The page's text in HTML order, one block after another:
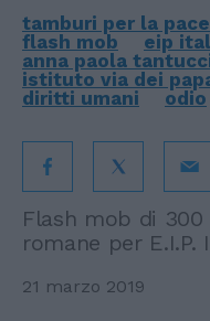
tamburi per la pace
flash mob
eip
anna paola
istituto via dei
diritti umani
odio
Flash mob di
romane per E.I.P.
21 marzo 2019